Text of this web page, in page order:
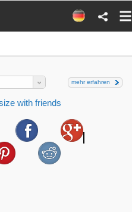
mehr erfahren
with friends